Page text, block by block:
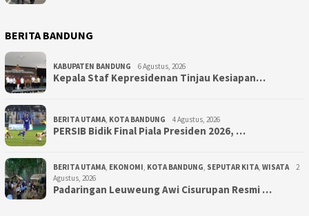
BERITA BANDUNG
KABUPATEN BANDUNG 6 Agustus, 2026
Kepala Staf Kepresidenan Tinjau Kesiapan…
BERITA UTAMA, KOTA BANDUNG 4 Agustus, 2026
PERSIB Bidik Final Piala Presiden 2026, …
BERITA UTAMA, EKONOMI, KOTA BANDUNG, SEPUTAR KITA, WISATA
2
Agustus, 2026
Padaringan Leuweung Awi Cisurupan Resmi …